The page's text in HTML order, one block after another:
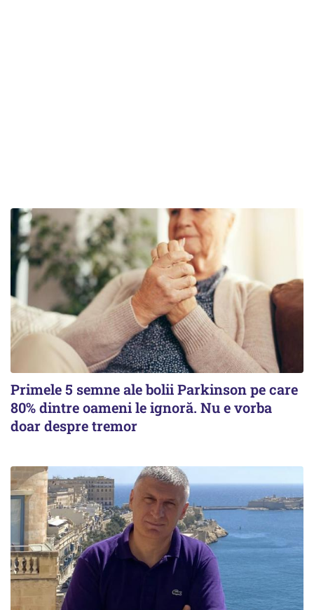
Primele 5 semne ale bolii Parkinson pe care
80% dintre oameni le ignoră. Nu e vorba
doar despre tremor